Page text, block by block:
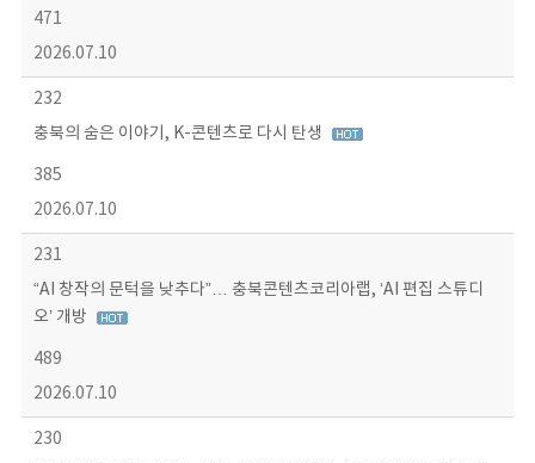
471
2026.07.10
232
충북의 숨은 이야기, K-콘텐츠로 다시 탄생
385
2026.07.10
231
“AI 창작의 문턱을 낮추다”… 충북콘텐츠코리아랩, ‘AI 편집 스튜디
오’ 개방
489
2026.07.10
230